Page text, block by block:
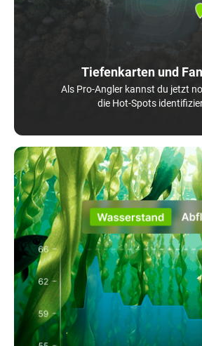
Tiefenkarten und
Als Pro-Angler kannst du jetzt
die Hot-Spots